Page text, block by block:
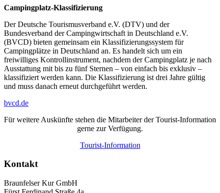
Campingplatz-Klassifizierung
Der Deutsche Tourismusverband e.V. (DTV) und der
Bundesverband der Campingwirtschaft in Deutschland e.V.
(BVCD) bieten gemeinsam ein Klassifizierungssystem für
Campingplätze in Deutschland an. Es handelt sich um ein
freiwilliges Kontrollinstrument, nachdem der Campingplatz je nach
Ausstattung mit bis zu fünf Sternen – von einfach bis exklusiv –
klassifiziert werden kann. Die Klassifizierung ist drei Jahre gültig
und muss danach erneut durchgeführt werden.
bvcd.de
Für weitere Auskünfte stehen die Mitarbeiter der Tourist-Information
gerne zur Verfügung.
Tourist-Information
Kontakt
Braunfelser Kur GmbH